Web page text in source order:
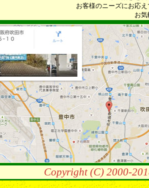
お客様のニーズにお応
お
Copyright (C) 2000-